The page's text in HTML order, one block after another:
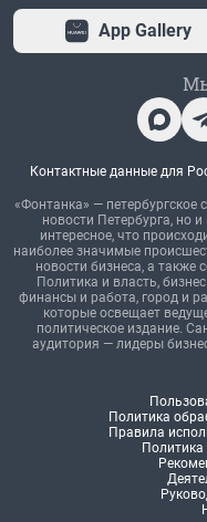
App Gallery
Контактные данные для
«Фонтанка» — петербургское
новости Петербурга, но
интересное, что
наиболее значимые
новости бизнеса, а также
Политика и власть,
финансы и работа, город и
которые освещает
политическое издание.
аудитория — лидеры
Политика
Правила